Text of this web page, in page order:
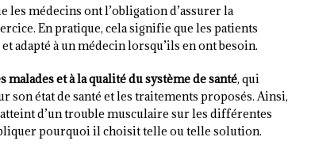
les médecins ont l’obligation d’assurer la
En pratique, cela signifie que les patients
adapté à un médecin lorsqu’ils en ont besoin.
et à la qualité du système de santé, qui
son état de santé et les traitements proposés. Ainsi,
d’un trouble musculaire sur les différentes
pourquoi il choisit telle ou telle solution.